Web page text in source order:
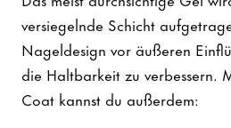
versiegelnde Schicht
Nageldesign vor äußeren
die Haltbarkeit zu verbessern.
Coat kannst du außerdem: